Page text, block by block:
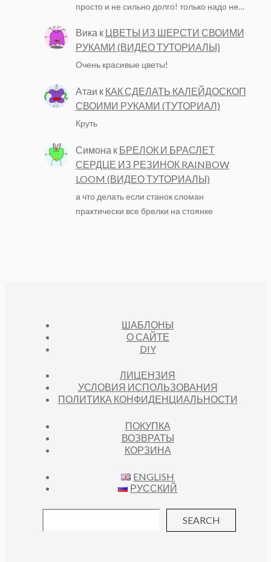
просто и не сильно долго! только надо не…
Вика к ЦВЕТЫ ИЗ ШЕРСТИ СВОИМИ
РУКАМИ (ВИДЕО ТУТОРИАЛЫ)
Очень красивые цветы!
Атаи к КАК СДЕЛАТЬ КАЛЕЙДОСКОП
СВОИМИ РУКАМИ (ТУТОРИАЛ)
Круть
Симона к БРЕЛОК И БРАСЛЕТ
СЕРДЦЕ ИЗ РЕЗИНОК RAINBOW
LOOM (ВИДЕО ТУТОРИАЛЫ)
а что делать если станок сломан
практически все брелки на стоянке
ШАБЛОНЫ
О САЙТЕ
DIY
ЛИЦЕНЗИЯ
УСЛОВИЯ ИСПОЛЬЗОВАНИЯ
ПОЛИТИКА КОНФИДЕНЦИАЛЬНОСТИ
ПОКУПКА
ВОЗВРАТЫ
КОРЗИНА
ENGLISH
РУССКИЙ
SEARCH